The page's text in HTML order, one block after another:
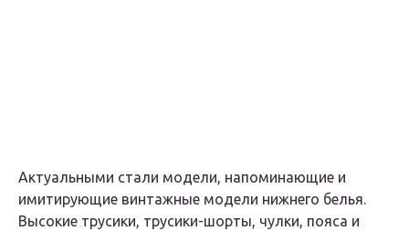
Актуальными стали модели, напоминающие и
имитирующие винтажные модели нижнего белья.
Высокие трусики, трусики-шорты, чулки, пояса и